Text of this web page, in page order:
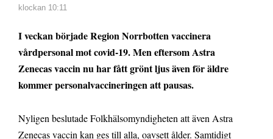
klockan 10:11
I veckan började Region Norrbotten vaccinera
vårdpersonal mot covid-19. Men eftersom Astra
Zenecas vaccin nu har fått grönt ljus även för äldre
kommer personalvaccineringen att pausas.
Nyligen beslutade Folkhälsomyndigheten att även Astra
Zenecas vaccin kan ges till alla, oavsett ålder. Samtidigt